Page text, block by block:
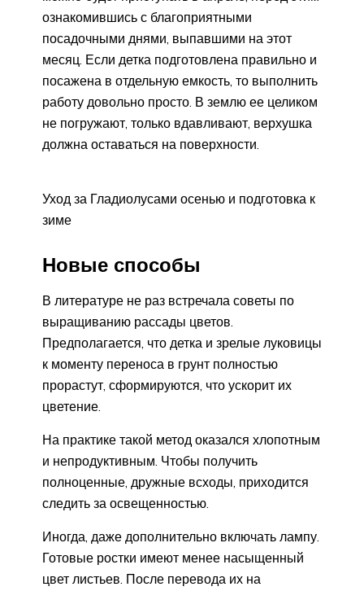
ознакомившись с благоприятными
посадочными днями, выпавшими на этот
месяц. Если детка подготовлена правильно и
посажена в отдельную емкость, то выполнить
работу довольно просто. В землю ее целиком
не погружают, только вдавливают, верхушка
должна оставаться на поверхности.
Уход за Гладиолусами осенью и подготовка к
зиме
Новые способы
В литературе не раз встречала советы по
выращиванию рассады цветов.
Предполагается, что детка и зрелые луковицы
к моменту переноса в грунт полностью
прорастут, сформируются, что ускорит их
цветение.
На практике такой метод оказался хлопотным
и непродуктивным. Чтобы получить
полноценные, дружные всходы, приходится
следить за освещенностью.
Иногда, даже дополнительно включать лампу.
Готовые ростки имеют менее насыщенный
цвет листьев. После перевода их на